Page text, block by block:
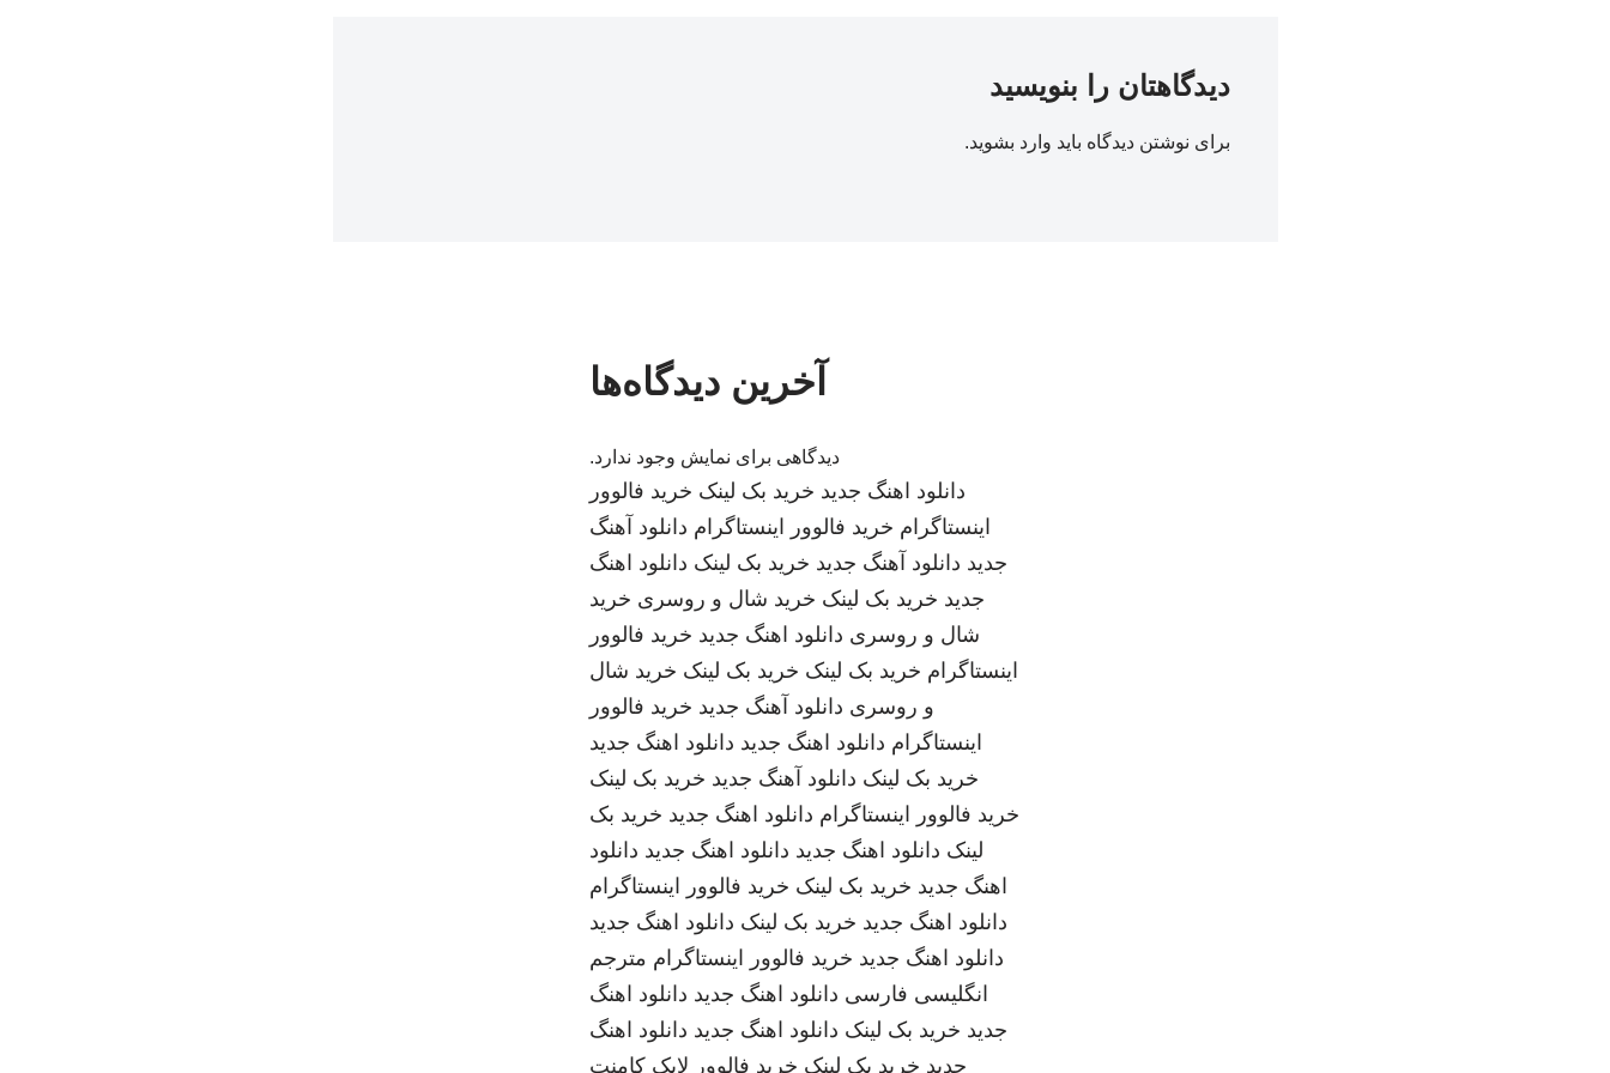
دیدگاهتان را بنویسید
برای نوشتن دیدگاه باید وارد بشوید.
آخرین دیدگاه‌ها
دیدگاهی برای نمایش وجود ندارد.
دانلود اهنگ جدید خرید بک لینک خرید فالوور
اینستاگرام خرید فالوور اینستاگرام دانلود آهنگ
جدید دانلود آهنگ جدید خرید بک لینک دانلود اهنگ
جدید خرید بک لینک خرید شال و روسری خرید
شال و روسری دانلود اهنگ جدید خرید فالوور
اینستاگرام خرید بک لینک خرید بک لینک خرید شال
و روسری دانلود آهنگ جدید خرید فالوور
اینستاگرام دانلود اهنگ جدید دانلود اهنگ جدید
خرید بک لینک دانلود آهنگ جدید خرید بک لینک
خرید فالوور اینستاگرام دانلود اهنگ جدید خرید بک
لینک دانلود اهنگ جدید دانلود اهنگ جدید دانلود
اهنگ جدید خرید بک لینک خرید فالوور اینستاگرام
دانلود اهنگ جدید خرید بک لینک دانلود اهنگ جدید
دانلود اهنگ جدید خرید فالوور اینستاگرام مترجم
انگلیسی فارسی دانلود اهنگ جدید دانلود اهنگ
جدید خرید بک لینک دانلود اهنگ جدید دانلود اهنگ
جدید خرید بک لینک خرید فالوور لایک کامنت